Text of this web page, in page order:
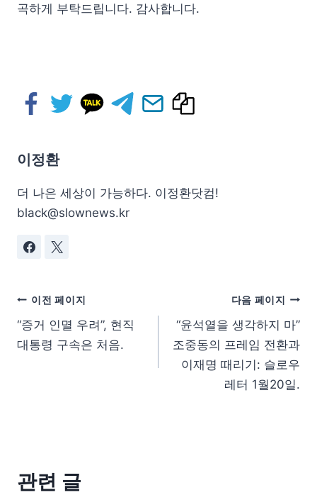
곡하게 부탁드립니다. 감사합니다.
이정환
더 나은 세상이 가능하다. 이정환닷컴!
black@slownews.kr
이전 페이지
“증거 인멸 우려”, 현직
대통령 구속은 처음.
다음 페이지
“윤석열을 생각하지 마”
조중동의 프레임 전환과
이재명 때리기: 슬로우
레터 1월20일.
관련 글